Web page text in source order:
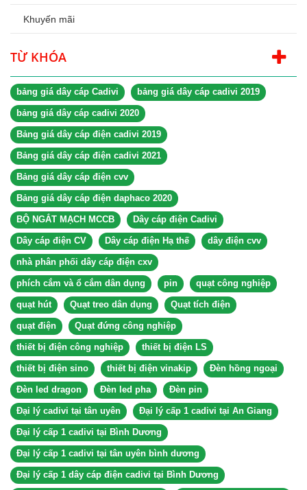
Khuyến mãi
TỪ KHÓA
bảng giá dây cáp Cadivi bảng giá dây cáp cadivi 2019
bảng giá dây cáp cadivi 2020
Bảng giá dây cáp điện cadivi 2019
Bảng giá dây cáp điện cadivi 2021
Bảng giá dây cáp điện cvv
Bảng giá dây cáp điện daphaco 2020
BỘ NGẮT MẠCH MCCB Dây cáp điện Cadivi
Dây cáp điện CV Dây cáp điện Hạ thế dây điện cvv
nhà phân phối dây cáp điện cxv
phích cắm và ổ cắm dân dụng pin quạt công nghiệp
quạt hút Quạt treo dân dụng Quạt tích điện
quạt điện Quạt đứng công nghiệp
thiết bị điện công nghiệp thiết bị điện LS
thiết bị điện sino thiết bị điện vinakip Đèn hồng ngoại
Đèn led dragon Đèn led pha Đèn pin
Đại lý cadivi tại tân uyên Đại lý cấp 1 cadivi tại An Giang
Đại lý cấp 1 cadivi tại Bình Dương
Đại lý cấp 1 cadivi tại tân uyên bình dương
Đại lý cấp 1 dây cáp điện cadivi tại Bình Dương